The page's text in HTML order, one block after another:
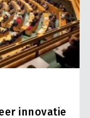
innovatie